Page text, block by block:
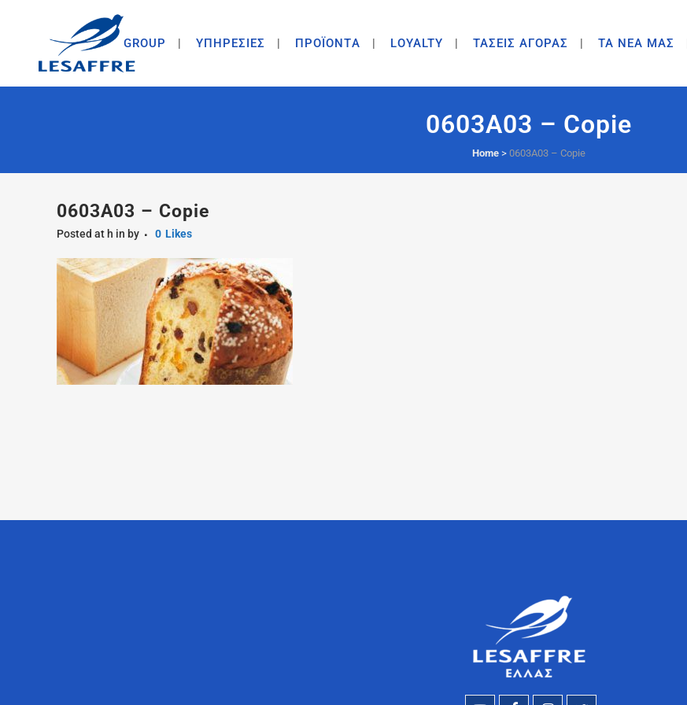
GROUP ΥΠΗΡΕΣΙΕΣ ΠΡΟΪΟΝΤA LOYALTY ΤΑΣΕΙΣ ΑΓΟΡΑΣ ΤΑ ΝΕΑ ΜΑΣ
0603A03 – Copie
Home > 0603A03 – Copie
0603A03 – Copie
Posted at h in by 0 Likes